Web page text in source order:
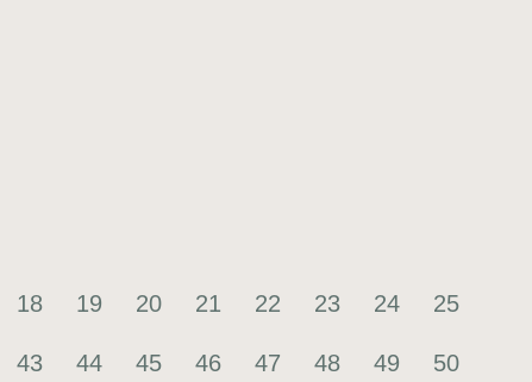
18 19 20 21 22 23 24 25
43 44 45 46 47 48 49 50